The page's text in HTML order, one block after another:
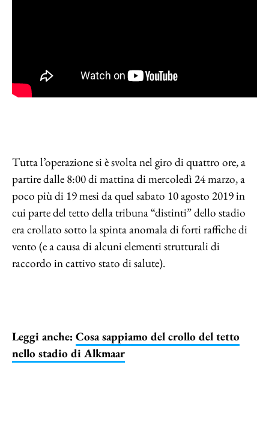
Tutta l’operazione si è svolta nel giro di quattro ore, a
partire dalle 8:00 di mattina di mercoledì 24 marzo, a
poco più di 19 mesi da quel sabato 10 agosto 2019 in
cui parte del tetto della tribuna “distinti” dello stadio
era crollato sotto la spinta anomala di forti raffiche di
vento (e a causa di alcuni elementi strutturali di
raccordo in cattivo stato di salute).
Leggi anche: Cosa sappiamo del crollo del tetto
nello stadio di Alkmaar